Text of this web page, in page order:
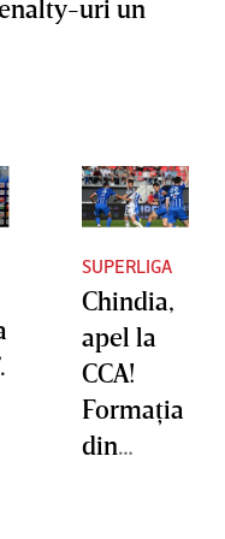
uri un
SUPERLIGA
Chindia,
apel la
CCA!
Formaţia
din